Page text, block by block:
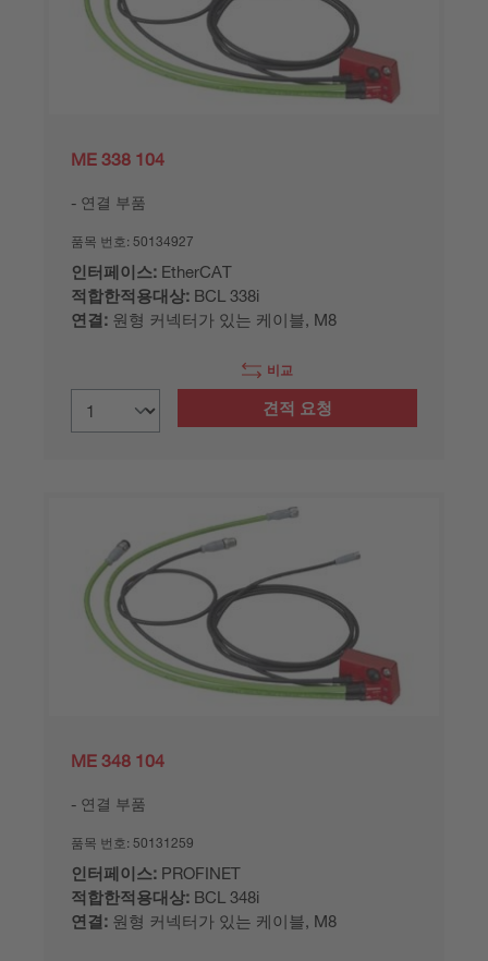
ME 338 104
연결 부품
품목 번호: 50134927
인터페이스: EtherCAT
적합한적용대상: BCL 338i
연결: 원형 커넥터가 있는 케이블, M8
비교
견적 요청
ME 348 104
연결 부품
품목 번호: 50131259
인터페이스: PROFINET
적합한적용대상: BCL 348i
연결: 원형 커넥터가 있는 케이블, M8